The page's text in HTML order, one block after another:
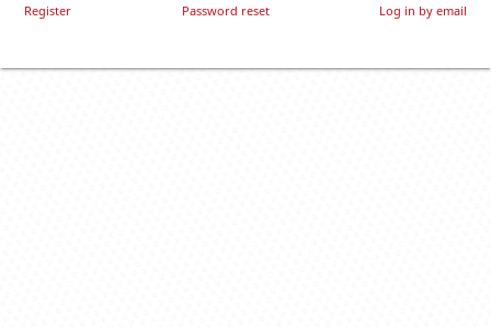
Register Password reset Log in by email